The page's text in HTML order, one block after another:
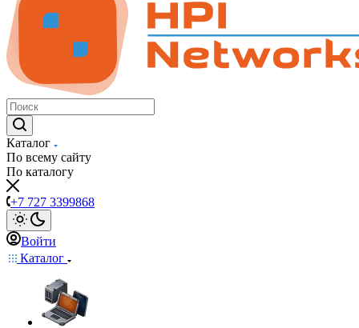
Каталог
По всему сайту
По каталогу
+7 727 3399868
Войти
Каталог